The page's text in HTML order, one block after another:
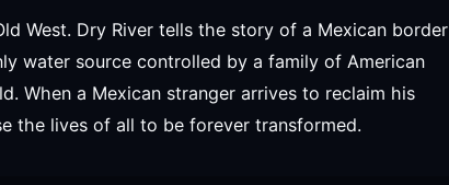
West. Dry River tells the story of a Mexican border
water source controlled by a family of American
When a Mexican stranger arrives to reclaim his
the lives of all to be forever transformed.